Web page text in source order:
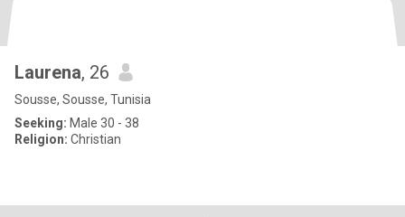
Laurena, 26
Sousse, Sousse, Tunisia
Seeking: Male 30 - 38
Religion: Christian